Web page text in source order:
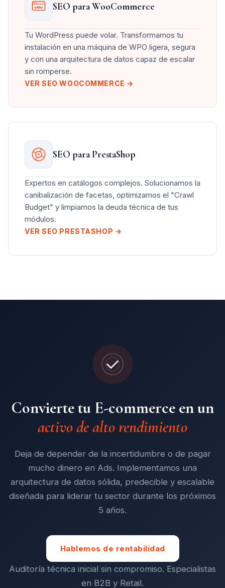
SEO para WooCommerce
Tu WordPress puede volar. Transformamos tu
instalación en una máquina de WPO ligera, segura
y con una arquitectura de datos capaz de escalar
sin romperse.
VER SEO WOOCOMMERCE →
SEO para PrestaShop
Expertos en catálogos complejos. Solucionamos la
canibalización de facetas, optimizamos el "Crawl
Budget" y limpiamos la deuda técnica de tus
módulos.
VER SEO PRESTASHOP →
Convierte tu E-commerce en un
activo de alto rendimiento
Deja de depender de la incertidumbre o de pagar
mucho dinero en Ads. Implementamos una
arquitectura de datos sólida, predecible y escalable
diseñada para liderar tu sector durante los próximos
5 años.
Hablemos de rentabilidad
Auditoría técnica inicial sin compromiso. Especialistas
en B2B y Retail.